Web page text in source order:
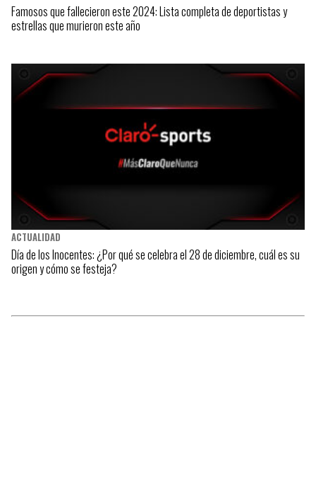
Famosos que fallecieron este 2024: Lista completa de deportistas y
estrellas que murieron este año
ACTUALIDAD
Día de los Inocentes: ¿Por qué se celebra el 28 de diciembre, cuál es su
origen y cómo se festeja?